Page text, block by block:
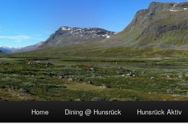
Home Dining @ Hunsrück Hunsrück Aktiv